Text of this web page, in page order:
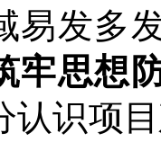
易发多
牢思想防
认识项